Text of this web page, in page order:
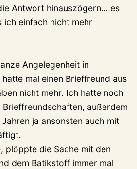
Antwort hinauszögern… es
ich einfach nicht mehr
Angelegenheit in
mal einen Brieffreund aus
nicht mehr. Ich hatte noch
außerdem
ja ansonsten auch mit
plöppte die Sache mit den
dem Batikstoff immer mal